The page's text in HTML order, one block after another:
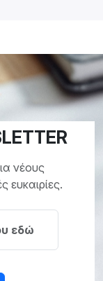
νέους
ευκαιρίες.